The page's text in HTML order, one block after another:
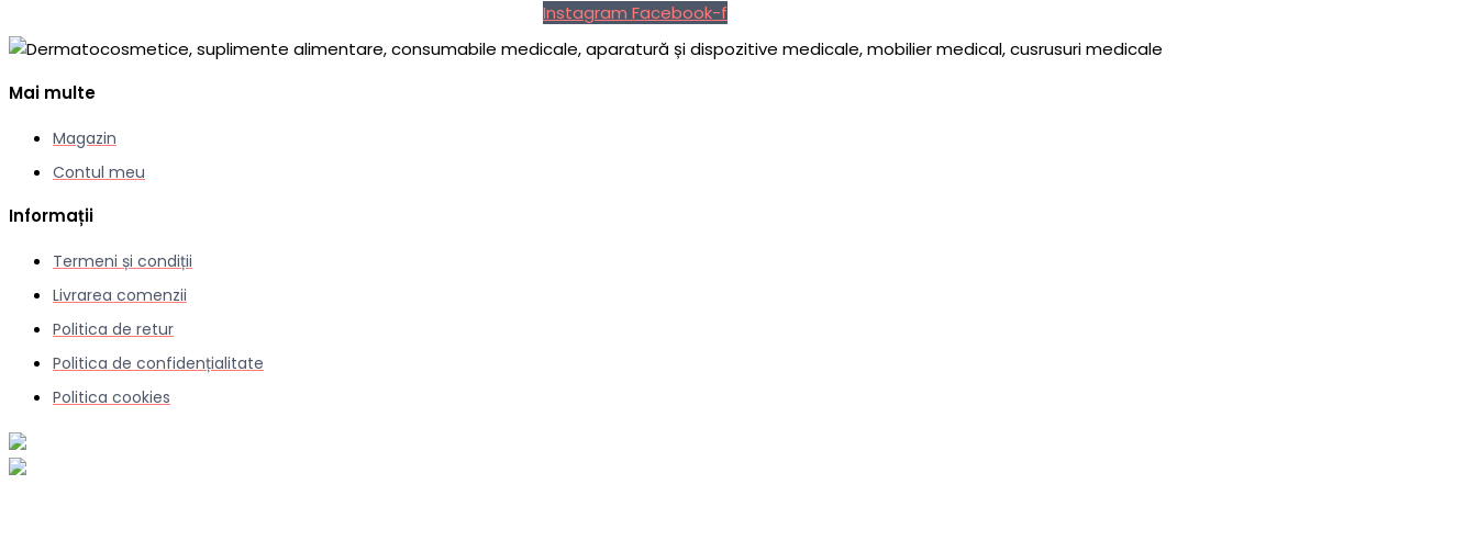
Instagram Facebook-f
Mai multe
Magazin
Contul meu
Informații
Termeni și condiții
Livrarea comenzii
Politica de retur
Politica de confidențialitate
Politica cookies